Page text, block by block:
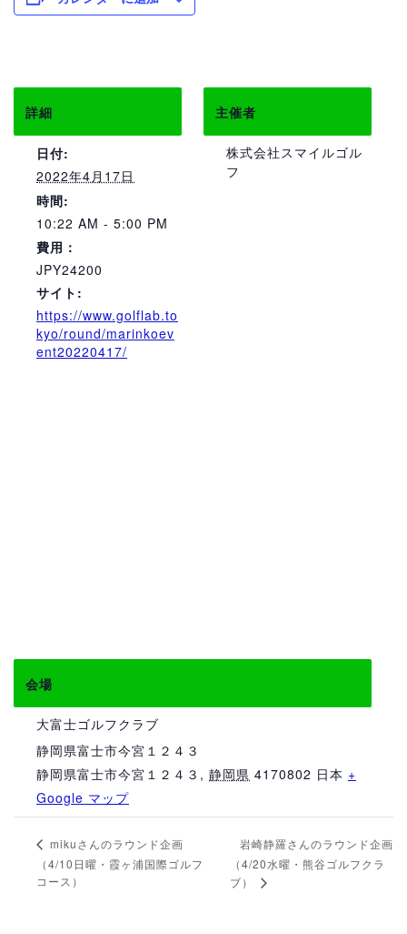
詳細
日付:
2022年4月17日
時間:
10:22 AM - 5:00 PM
費用：
JPY24200
サイト:
https://www.golflab.to
kyo/round/marinkoev
ent20220417/
主催者
株式会社スマイルゴル
フ
会場
大富士ゴルフクラブ
静岡県富士市今宮１２４３
静岡県富士市今宮１２４３ , 静岡県 4170802 日本 +
Google マップ
mikuさんのラウンド企画
（4/10日曜・霞ヶ浦国際ゴルフ
コース）
岩崎静羅さんのラウンド企画
（4/20水曜・熊谷ゴルフクラ
ブ）